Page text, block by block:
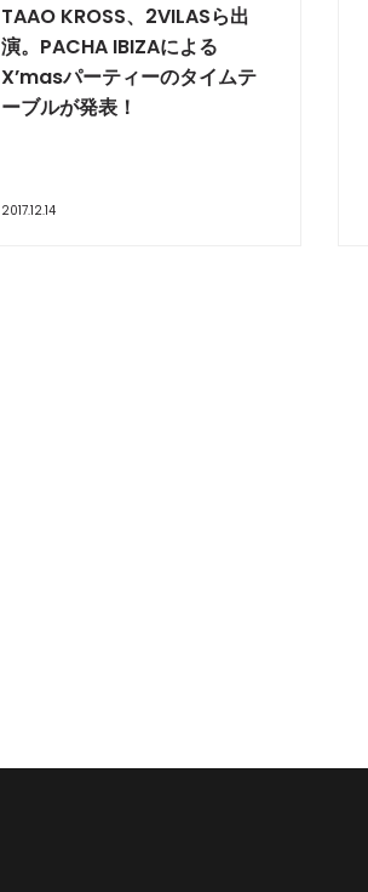
TAAO KROSS、2VILASら出
演。PACHA IBIZAによる
X’masパーティーのタイムテ
ーブルが発表！
2017.12.14